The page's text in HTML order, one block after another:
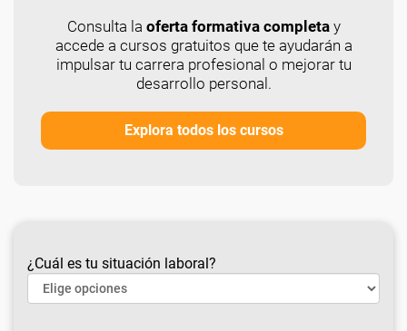
Consulta la oferta formativa completay
accede a cursos gratuitos que te ayudarán a
impulsar tu carrera profesional o mejorar tu
desarrollo personal.
Explora todos los cursos
¿Cuál es tu situación laboral?